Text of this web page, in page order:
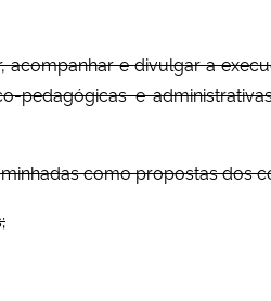
acompanhar e divulgar a
pedagógicas e
como propostas dos